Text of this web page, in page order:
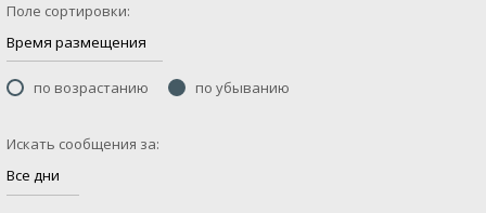
Поле сортировки:
по возрастанию по убыванию
Искать сообщения за: